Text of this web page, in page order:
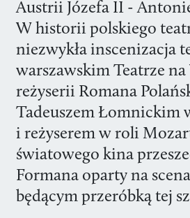
Austrii Józefa II -
W historii polskiego
niezwykła inscenizacja
warszawskim Teatrze
reżyserii Romana
Tadeuszem Łomnickim
i reżyserem w roli
światowego kina
Formana oparty na
będącym przeróbką tej